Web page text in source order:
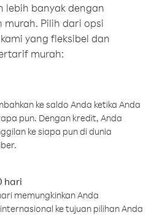
lebih banyak dengan
murah. Pilih dari opsi
yang fleksibel dan
murah:
ke saldo Anda ketika Anda
pun. Dengan kredit, Anda
ke siapa pun di dunia
hari
memungkinkan Anda
ke tujuan pilihan Anda